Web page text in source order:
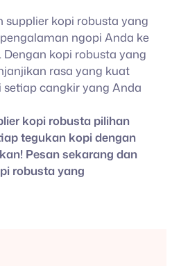
supplier kopi robusta yang
ngopi Anda ke
Dengan kopi robusta yang
rasa yang kuat
cangkir yang Anda
kopi robusta pilihan
tegukan kopi dengan
Pesan sekarang dan
robusta yang